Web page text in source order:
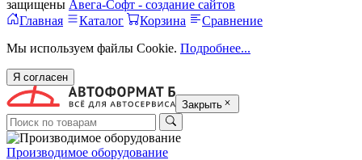
защищены Авега-Софт - создание сайтов
Главная
Каталог Корзина
Сравнение
Мы используем файлы Cookie. Подробнее...
Я согласен
Закрыть
Производимое оборудование